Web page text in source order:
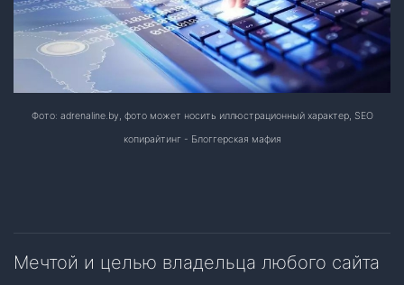
Фото: adrenaline.by, фото может носить иллюстрационный характер, SEO
копирайтинг - Блоггерская мафия
Мечтой и целью владельца любого сайта